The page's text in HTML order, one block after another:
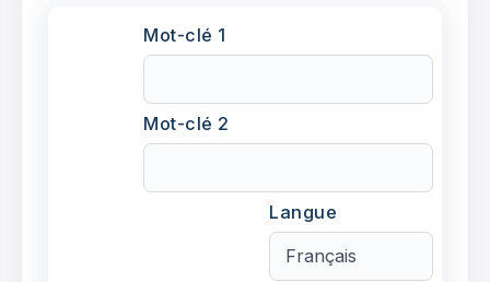
Mot-clé 1
Mot-clé 2
Langue